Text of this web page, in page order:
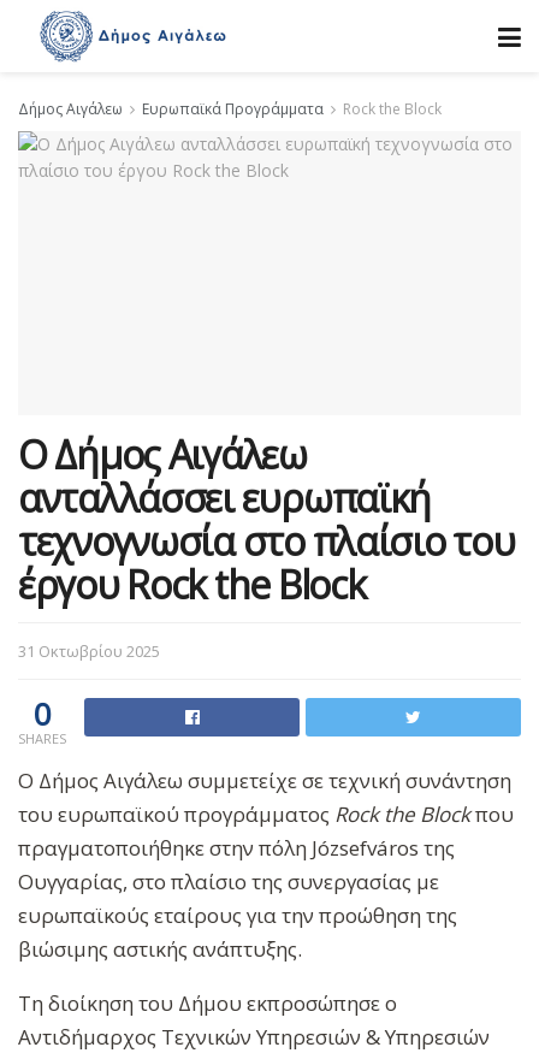
Δήμος Αιγάλεω Ευρωπαϊκά Προγράμματα Rock the Block
Ο Δήμος Αιγάλεω
ανταλλάσσει ευρωπαϊκή
τεχνογνωσία στο πλαίσιο του
έργου Rock the Block
31 Οκτωβρίου 2025
0
SHARES
Ο Δήμος Αιγάλεω συμμετείχε σε τεχνική συνάντηση
του ευρωπαϊκού προγράμματος Rock the Blockπου
πραγματοποιήθηκε στην πόλη Józsefváros της
Ουγγαρίας, στο πλαίσιο της συνεργασίας με
ευρωπαϊκούς εταίρους για την προώθηση της
βιώσιμης αστικής ανάπτυξης.
Τη διοίκηση του Δήμου εκπροσώπησε ο
Αντιδήμαρχος Τεχνικών Υπηρεσιών & Υπηρεσιών